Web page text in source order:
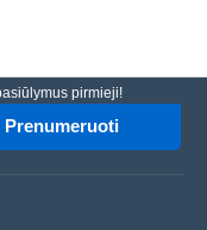
pirmieji!
Prenumeruoti